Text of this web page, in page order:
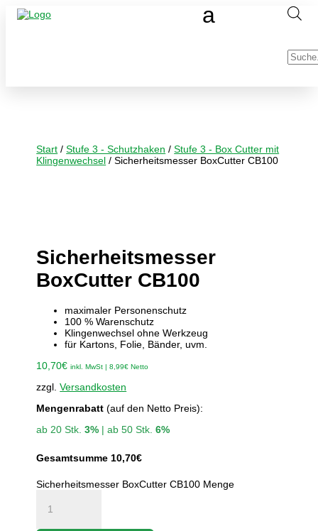
Start /Stufe 3 - Schutzhaken /Stufe 3 - Box Cutter mit
Klingenwechsel / Sicherheitsmesser BoxCutter CB100
Sicherheitsmesser
BoxCutter CB100
maximaler Personenschutz
100 % Warenschutz
Klingenwechsel ohne Werkzeug
für Kartons, Folie, Bänder, uvm.
10,70€ inkl. MwSt |8,99€ Netto
zzgl.Versandkosten
Mengenrabatt (auf den Netto Preis):
ab 20 Stk.3% | ab 50 Stk.6%
Gesamtsumme 10,70€
Sicherheitsmesser BoxCutter CB100 Menge